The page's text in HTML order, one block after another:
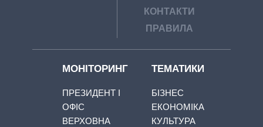
КОНТАКТИ
ПРАВИЛА
МОНІТОРИНГ
ПРЕЗИДЕНТ І
ОФІС
ВЕРХОВНА
ТЕМАТИКИ
БІЗНЕС
ЕКОНОМІКА
КУЛЬТУРА